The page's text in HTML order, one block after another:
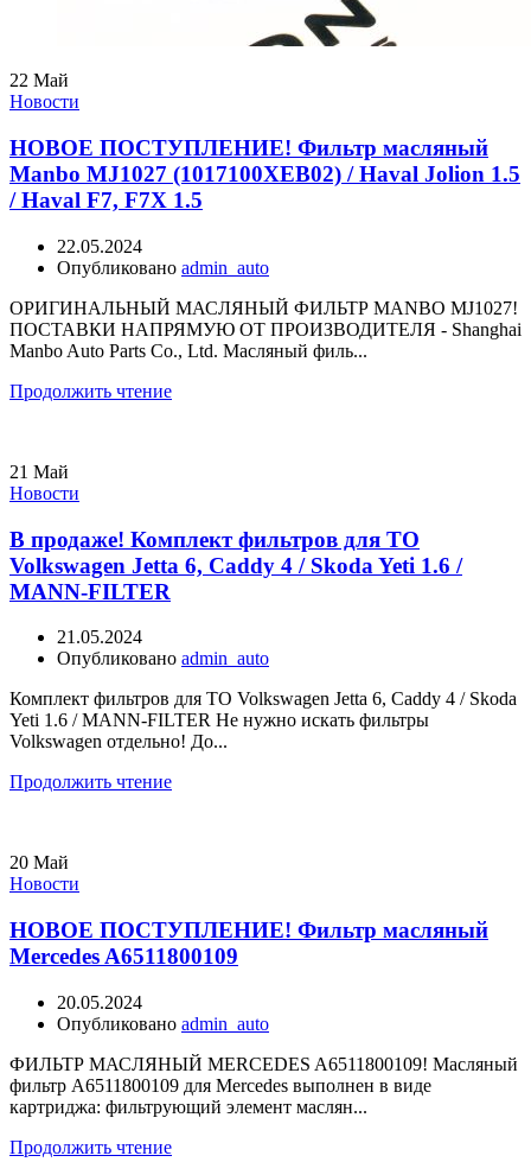
22 Май
Новости
НОВОЕ ПОСТУПЛЕНИЕ! Фильтр масляный
Manbo MJ1027 (1017100XEB02) / Haval Jolion 1.5
/ Haval F7, F7X 1.5
22.05.2024
Опубликовано admin_auto
ОРИГИНАЛЬНЫЙ МАСЛЯНЫЙ ФИЛЬТР MANBO MJ1027!
ПОСТАВКИ НАПРЯМУЮ ОТ ПРОИЗВОДИТЕЛЯ - Shanghai
Manbo Auto Parts Co., Ltd. Масляный филь...
Продолжить чтение
21 Май
Новости
В продаже! Комплект фильтров для ТО
Volkswagen Jetta 6, Caddy 4 / Skoda Yeti 1.6 /
MANN-FILTER
21.05.2024
Опубликовано admin_auto
Комплект фильтров для ТО Volkswagen Jetta 6, Caddy 4 / Skoda
Yeti 1.6 / MANN-FILTER Не нужно искать фильтры
Volkswagen отдельно! До...
Продолжить чтение
20 Май
Новости
НОВОЕ ПОСТУПЛЕНИЕ! Фильтр масляный
Mercedes A6511800109
20.05.2024
Опубликовано admin_auto
ФИЛЬТР МАСЛЯНЫЙ MERCEDES A6511800109! Масляный
фильтр A6511800109 для Mercedes выполнен в виде
картриджа: фильтрующий элемент маслян...
Продолжить чтение